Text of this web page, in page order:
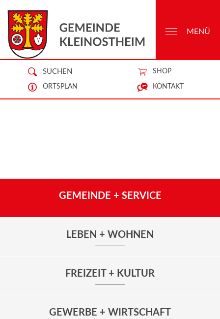
SUCHEN SHOP
ORTSPLAN KONTAKT
MENÜ
GEMEINDE + SERVICE
LEBEN + WOHNEN
FREIZEIT + KULTUR
GEWERBE + WIRTSCHAFT